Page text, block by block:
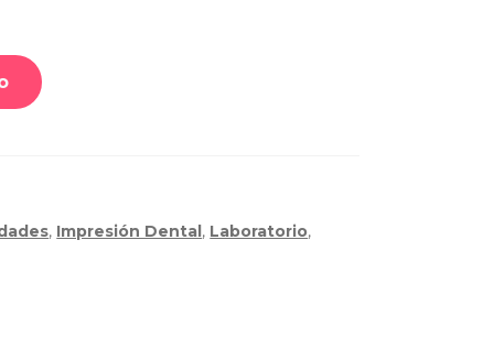
, Impresión Dental, Laboratorio,